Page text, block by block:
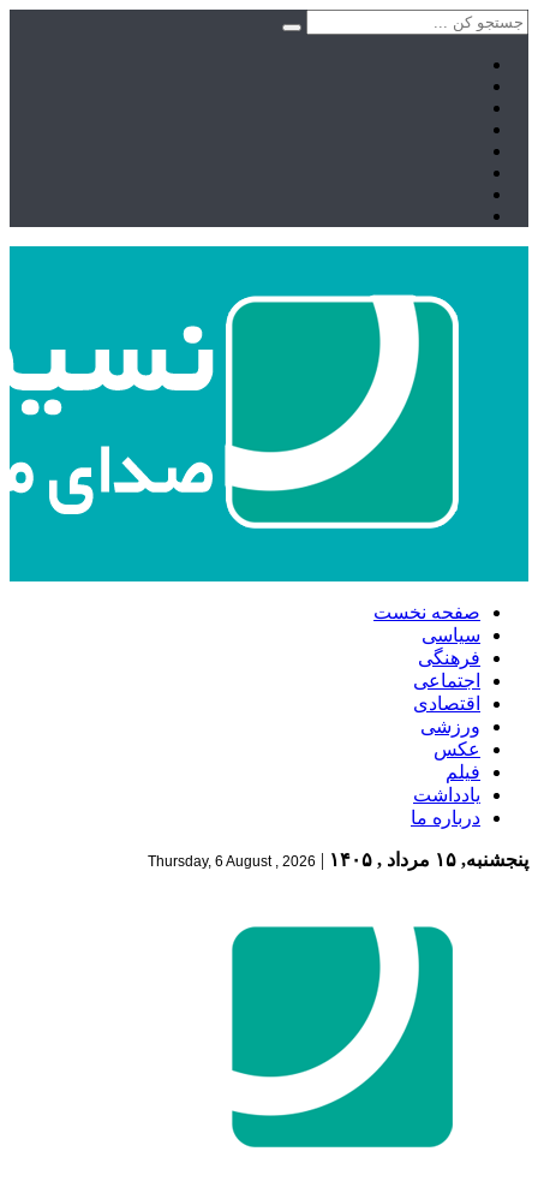
صفحه نخست
سیاسی
فرهنگی
اجتماعی
اقتصادی
ورزشی
عکس
فیلم
یادداشت
درباره ما
پنجشنبه, ۱۵ مرداد , ۱۴۰۵ |
Thursday, 6 August , 2026